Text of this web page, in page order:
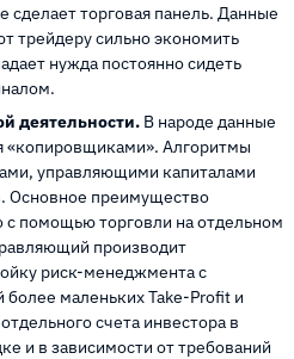
сделает торговая панель. Данные
трейдеру сильно экономить
нужда постоянно сидеть
деятельности. В народе данные
«копировщиками». Алгоритмы
управляющими капиталами
Основное преимущество
с помощью торговли на отдельном
производит
риск-менеджмента с
маленьких Take-Profit и
счета инвестора в
и в зависимости от требований